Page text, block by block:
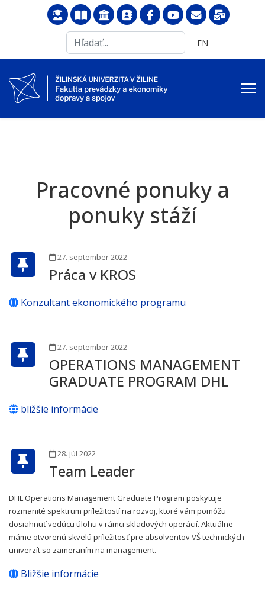
...
Vyberte váš jazyk
EN
Pracovné ponuky a
ponuky stáží
27. september 2022
Práca v KROS
Konzultant ekonomického programu
27. september 2022
OPERATIONS MANAGEMENT
GRADUATE PROGRAM DHL
bližšie informácie
28. júl 2022
Team Leader
DHL Operations Management Graduate Program poskytuje
rozmanité spektrum príležitostí na rozvoj, ktoré vám pomôžu
dosiahnuť vedúcu úlohu v rámci skladových operácií. Aktuálne
máme otvorenú skvelú príležitosť pre absolventov VŠ technických
univerzít so zameraním na management.
Bližšie informácie